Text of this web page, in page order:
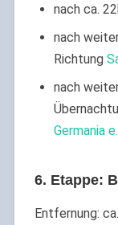
nach ca.
nach
Richtung
nach
Germania
6. Etappe:
Entfernung: